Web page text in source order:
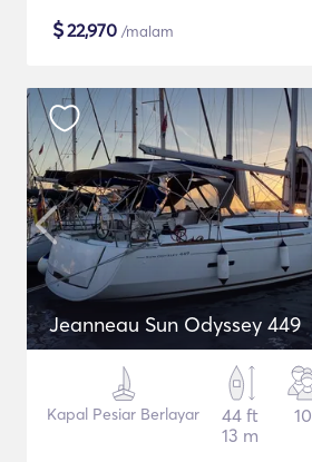
$22,970 /malam
Jeanneau Sun Odyssey 449
Kapal Pesiar Berlayar
44 ft
13 m
10